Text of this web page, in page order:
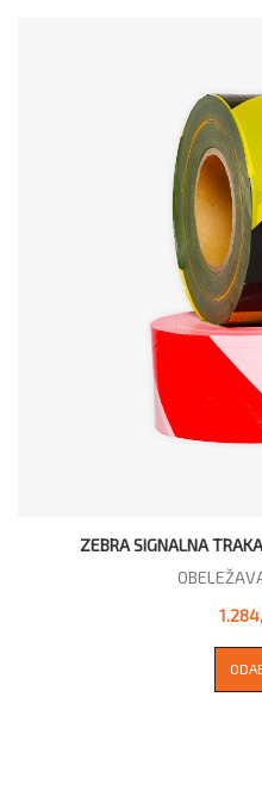
ZEBRA SIGNALNA